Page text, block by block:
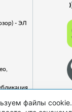
- ЭЛ
файлы